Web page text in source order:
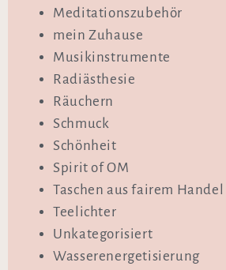
Meditationszubehör
mein Zuhause
Musikinstrumente
Radiästhesie
Räuchern
Schmuck
Schönheit
Spirit of OM
Taschen aus fairem Handel
Teelichter
Unkategorisiert
Wasserenergetisierung